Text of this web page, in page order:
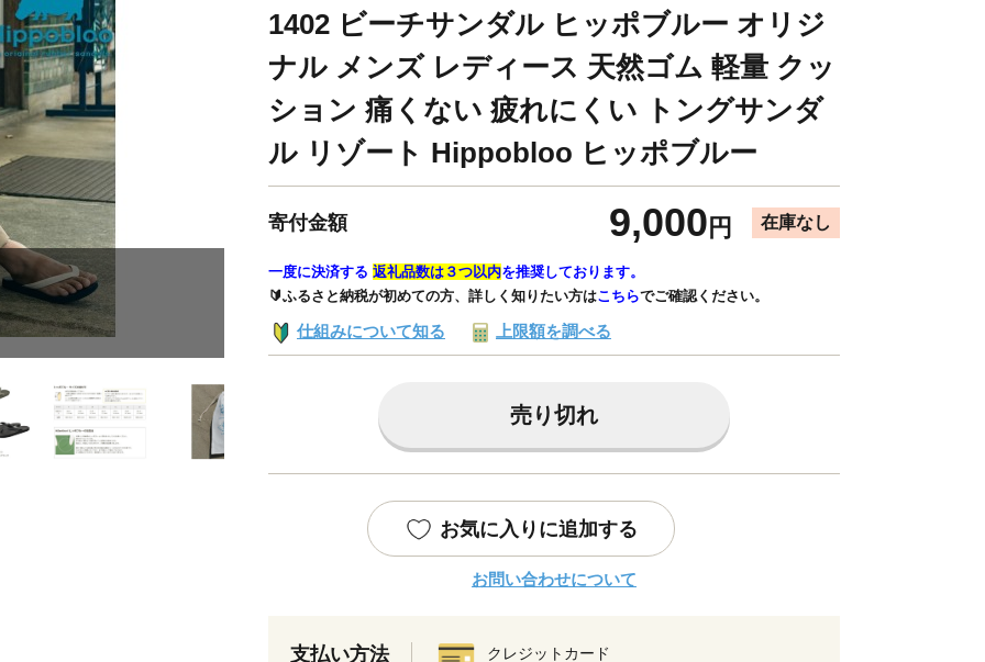
1402 ビーチサンダル ヒッポブルー オリジ
ナル メンズ レディース 天然ゴム 軽量 クッ
ション 痛くない 疲れにくい トングサンダ
ル リゾート Hippobloo ヒッポブルー
寄付金額 9,000 円 在庫なし
一度に決済する 返礼品数は３つ以内を推奨しております。
🔰ふるさと納税が初めての方、詳しく知りたい方はこちらでご確認ください。
仕組みについて知る 上限額を調べる
売り切れ
お気に入りに追加する
お問い合わせについて
支払い方法 クレジットカード